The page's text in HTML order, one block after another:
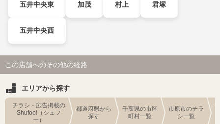
五井中央東 加茂 村上 君塚
五井中央西
この店舗へのその他の経路
エリアから探す
チラシ・広告掲載の
Shufoo!（シュフ
ー）
都道府県から
探す
千葉県の市区
町村一覧
市原市のチラ
シ一覧